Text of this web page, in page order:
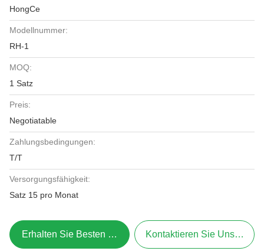
HongCe
Modellnummer:
RH-1
MOQ:
1 Satz
Preis:
Negotiatable
Zahlungsbedingungen:
T/T
Versorgungsfähigkeit:
Satz 15 pro Monat
Erhalten Sie Besten Preis Kontaktieren Sie Uns Jetzt